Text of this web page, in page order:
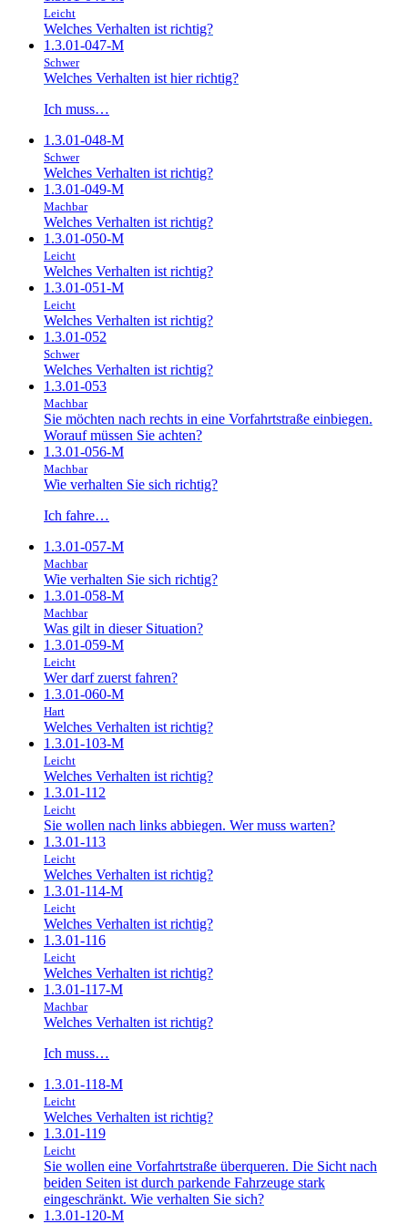
Leicht
Welches Verhalten ist richtig?
1.3.01-047-M
Schwer
Welches Verhalten ist hier richtig?
Ich muss…
1.3.01-048-M
Schwer
Welches Verhalten ist richtig?
1.3.01-049-M
Machbar
Welches Verhalten ist richtig?
1.3.01-050-M
Leicht
Welches Verhalten ist richtig?
1.3.01-051-M
Leicht
Welches Verhalten ist richtig?
1.3.01-052
Schwer
Welches Verhalten ist richtig?
1.3.01-053
Machbar
Sie möchten nach rechts in eine Vorfahrtstraße einbiegen.
Worauf müssen Sie achten?
1.3.01-056-M
Machbar
Wie verhalten Sie sich richtig?
Ich fahre…
1.3.01-057-M
Machbar
Wie verhalten Sie sich richtig?
1.3.01-058-M
Machbar
Was gilt in dieser Situation?
1.3.01-059-M
Leicht
Wer darf zuerst fahren?
1.3.01-060-M
Hart
Welches Verhalten ist richtig?
1.3.01-103-M
Leicht
Welches Verhalten ist richtig?
1.3.01-112
Leicht
Sie wollen nach links abbiegen. Wer muss warten?
1.3.01-113
Leicht
Welches Verhalten ist richtig?
1.3.01-114-M
Leicht
Welches Verhalten ist richtig?
1.3.01-116
Leicht
Welches Verhalten ist richtig?
1.3.01-117-M
Machbar
Welches Verhalten ist richtig?
Ich muss…
1.3.01-118-M
Leicht
Welches Verhalten ist richtig?
1.3.01-119
Leicht
Sie wollen eine Vorfahrtstraße überqueren. Die Sicht nach
beiden Seiten ist durch parkende Fahrzeuge stark
eingeschränkt. Wie verhalten Sie sich?
1.3.01-120-M